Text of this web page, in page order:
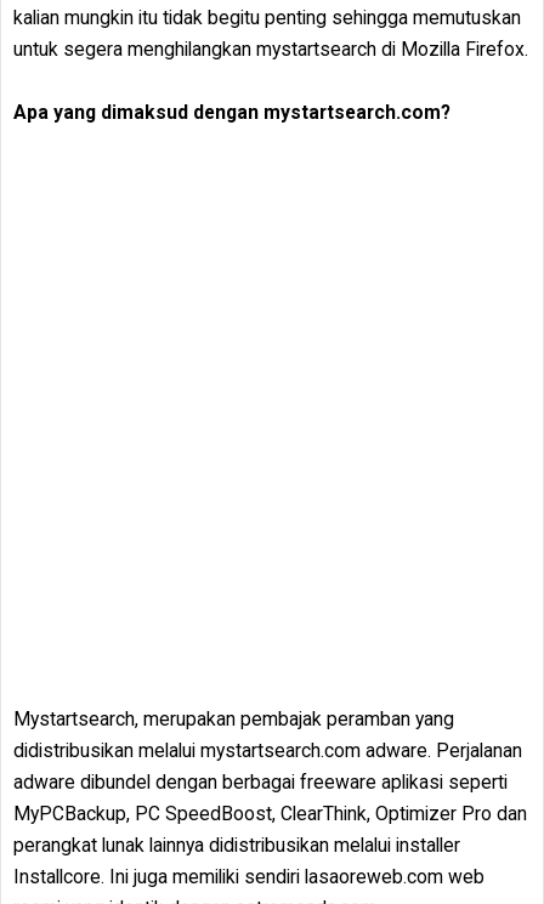
kalian mungkin itu tidak begitu penting sehingga memutuskan
untuk segera menghilangkan mystartsearch di Mozilla Firefox.
Apa yang dimaksud dengan mystartsearch.com?
Mystartsearch, merupakan pembajak peramban yang
didistribusikan melalui mystartsearch.com adware. Perjalanan
adware dibundel dengan berbagai freeware aplikasi seperti
MyPCBackup, PC SpeedBoost, ClearThink, Optimizer Pro dan
perangkat lunak lainnya didistribusikan melalui installer
Installcore. Ini juga memiliki sendiri lasaoreweb.com web